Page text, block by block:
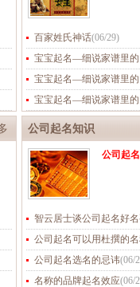
百家姓氏神话(06/29)
宝宝起名—细说家谱里
宝宝起名—细说家谱里
宝宝起名—细说家谱里
公司起名知识
公司起
智云居士谈公司起名好
公司起名可以用杜撰的
公司起名选名的忌讳(06/
名称的品牌起名效应(06/